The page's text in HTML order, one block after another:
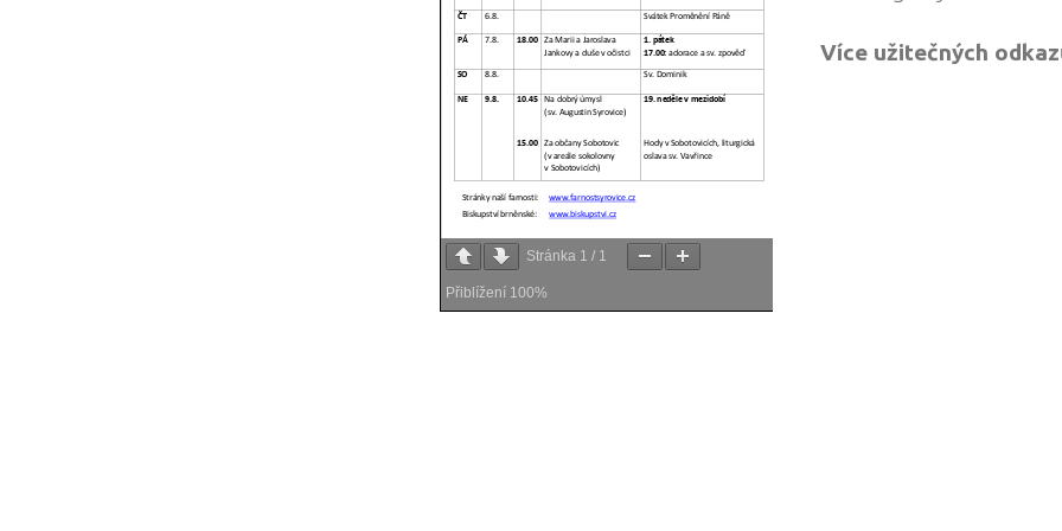
Stránka 1 / 1
Přiblížení 100%
Více užitečných